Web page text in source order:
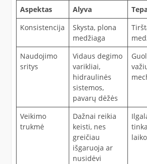
Aspektas Alyva
Konsistencija
Skysta, plona
medžiaga
Naudojimo
sritys
Vidaus degimo
varikliai,
hidraulinės
sistemos,
pavarų dėžės
Veikimo
trukmė
Dažnai reikia
keisti, nes
greičiau
išgaruoja ar
nusidėvi